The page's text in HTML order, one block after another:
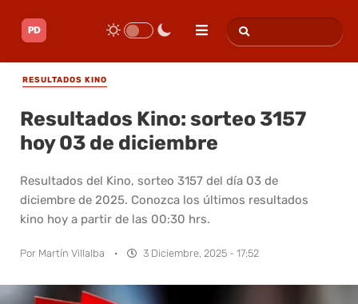
RESULTADOS KINO
Resultados Kino: sorteo 3157
hoy 03 de diciembre
Resultados del Kino, sorteo 3157 del día 03 de
diciembre de 2025. Conozca los últimos resultados
kino hoy a partir de las 00:30 hrs.
Por Martín Villalba · 3 Diciembre, 2025 - 17:52